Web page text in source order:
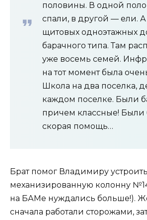
половины. В одной
спали, в другой — ели.
щитовых одноэтажных
барачного типа. Там
уже восемь семей.
на тот момент была
Школа на два поселка,
каждом поселке. Были
причем классные! Были
скорая помощь…
Брат помог Владимиру
механизированную колонну
на БАМе нуждались больше!).
сначала работали сторожами,